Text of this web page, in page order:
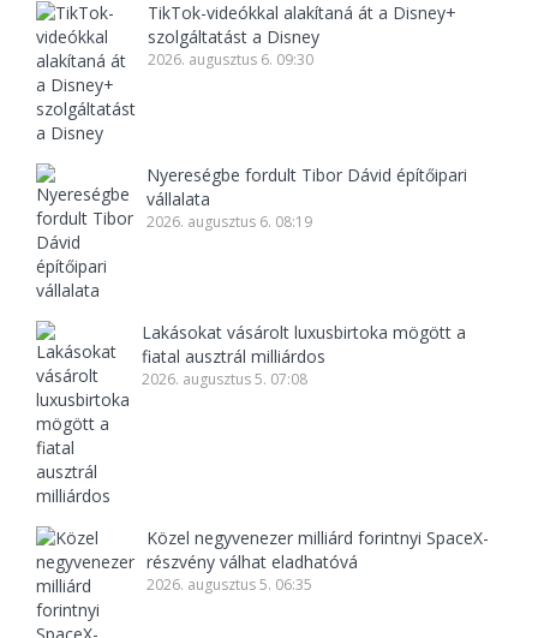
TikTok-videókkal alakítaná át a Disney+
szolgáltatást a Disney
2026. augusztus 6. 09:30
Nyereségbe fordult Tibor Dávid építőipari
vállalata
2026. augusztus 6. 08:19
Lakásokat vásárolt luxusbirtoka mögött a
fiatal ausztrál milliárdos
2026. augusztus 5. 07:08
Közel negyvenezer milliárd forintnyi SpaceX-
részvény válhat eladhatóvá
2026. augusztus 5. 06:35